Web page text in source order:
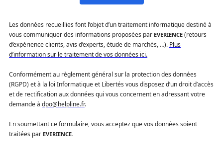
Les données recueillies font l’objet d’un traitement informatique destiné à
vous communiquer des informations proposées par EVERIENCE (retours
d’expérience clients, avis d’experts, étude de marchés, …). Plus
d’information sur le traitement de vos données ici.
Conformément au règlement général sur la protection des données
(RGPD) et à la loi Informatique et Libertés vous disposez d’un droit d’accès
et de rectification aux données qui vous concernent en adressant votre
demande à dpo@helpline.fr.
En soumettant ce formulaire, vous acceptez que vos données soient
traitées par EVERIENCE.